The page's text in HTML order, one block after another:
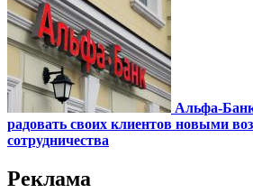
Альфа-Банк
радовать своих клиентов новыми
сотрудничества
Реклама